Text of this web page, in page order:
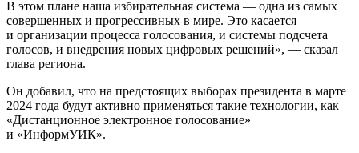
В этом плане наша избирательная система — одна из самых
совершенных и прогрессивных в мире. Это касается
и организации процесса голосования, и системы подсчета
голосов, и внедрения новых цифровых решений», — сказал
глава региона.
Он добавил, что на предстоящих выборах президента в марте
2024 года будут активно применяться такие технологии, как
«Дистанционное электронное голосование»
и «ИнформУИК».